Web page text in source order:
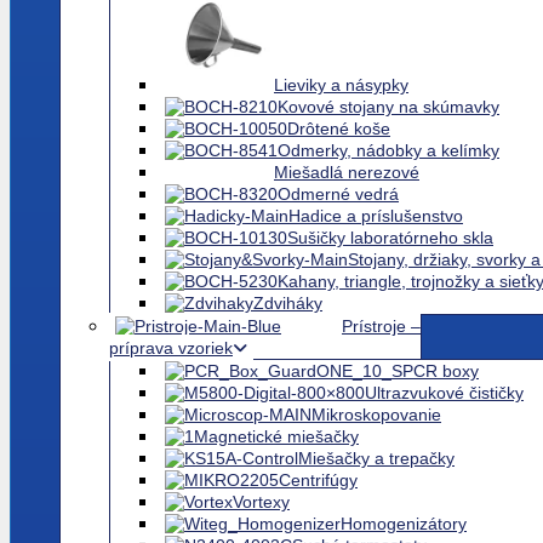
Lieviky a násypky
Kovové stojany na skúmavky
Drôtené koše
Odmerky, nádobky a kelímky
Miešadlá nerezové
Odmerné vedrá
Hadice a príslušenstvo
Sušičky laboratórneho skla
Stojany, držiaky, svorky
Kahany, triangle, trojnožky a sieťky
Zdviháky
Prístroje –
príprava vzoriek
PCR boxy
Ultrazvukové čističky
Mikroskopovanie
Magnetické miešačky
Miešačky a trepačky
Centrifúgy